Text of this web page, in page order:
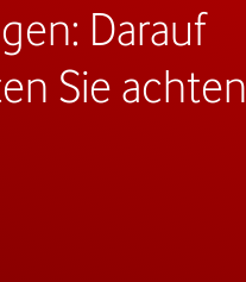
Darauf
Sie achten